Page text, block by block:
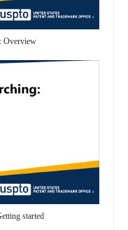
Overview
started